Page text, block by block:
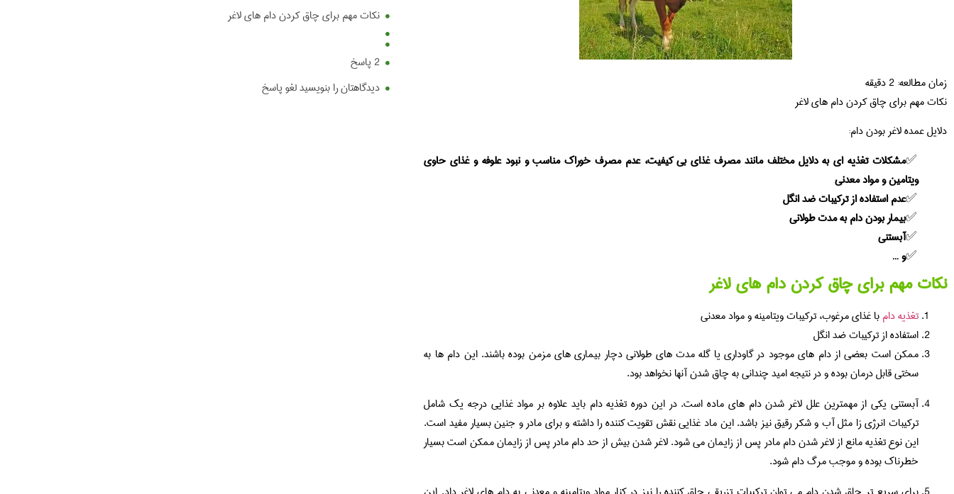
زمان مطالعه:2دقیقه
نکات مهم برای چاق کردن دام های لاغر
دلایل عمده لاغر بودن دام:
مشکلات تغذیه ای به دلایل مختلف مانند مصرف غذای بی کیفیت، عدم مصرف خوراک مناسب و نبود علوفه و غذای حاوی
ویتامین و مواد معدنی
عدم استفاده از ترکیبات ضد انگل
بیمار بودن دام به مدت طولانی
آبستنی
و …
نکات مهم برای چاق کردن دام های لاغر
تغذیه دامبا غذای مرغوب، ترکیبات ویتامینه و مواد معدنی
استفاده از ترکیبات ضد انگل
ممکن است بعضی از دام های موجود در گاوداری یا گله مدت های طولانی دچار بیماری های مزمن بوده باشند. این دام ها به
سختی قابل درمان بوده و در نتیجه امید چندانی به چاق شدن آنها نخواهد بود.
آبستنی یکی از مهمترین علل لاغر شدن دام های ماده است. در این دوره تغذیه دام باید علاوه بر مواد غذایی درجه یک شامل
ترکیبات انرژی زا مثل آب و شکر رقیق نیز باشد. این ماد غذایی نقش تقویت کننده را داشته و برای مادر و جنین بسیار مفید است.
این نوع تغذیه مانع از لاغر شدن دام مادر پس از زایمان می شود. لاغر شدن بیش از حد دام مادر پس از زایمان ممکن است بسیار
خطرناک بوده و موجب مرگ دام شود.
نکات مهم برای چاق کردن دام های لاغر
2 پاسخ
دیدگاهتان را بنویسید لغو پاسخ